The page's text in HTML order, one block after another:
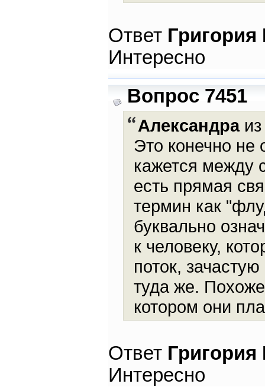
Ответ
Интересно
Вопрос 7451
Александраиз
Это конечно не
кажется между
есть прямая
термин как
буквально
к человеку,
поток,
туда же.
котором они
Ответ
Интересно